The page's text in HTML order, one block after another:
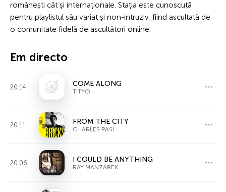
românești cât și internaționale. Stația este cunoscută
pentru playlistul său variat și non-intruziv, fiind ascultată de
o comunitate fidelă de ascultători online.
Em directo
20:14 COME ALONG
TITYO
20:11 FROM THE CITY
CHARLES PASI
20:06 I COULD BE ANYTHING
RAY MANZAREK